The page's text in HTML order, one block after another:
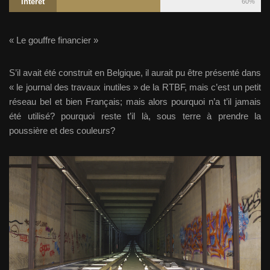
« Le gouffre financier »
S’il avait été construit en Belgique, il aurait pu être présenté dans
« le journal des travaux inutiles » de la RTBF, mais c’est un petit
réseau bel et bien Français; mais alors pourquoi n’a t’il jamais
été utilisé? pourquoi reste t’il là, sous terre à prendre la
poussière et des couleurs?